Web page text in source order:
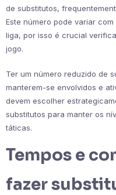
de substitutos,
Este número pode variar
liga, por isso é crucial
jogo.
Ter um número reduzido de
manterem-se envolvidos e
devem escolher
substitutos para manter os
táticas.
Tempos e
fazer